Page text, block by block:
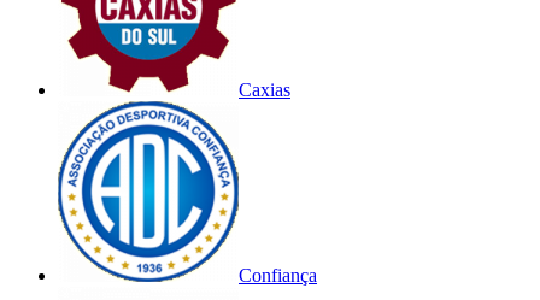
Caxias
Confiança